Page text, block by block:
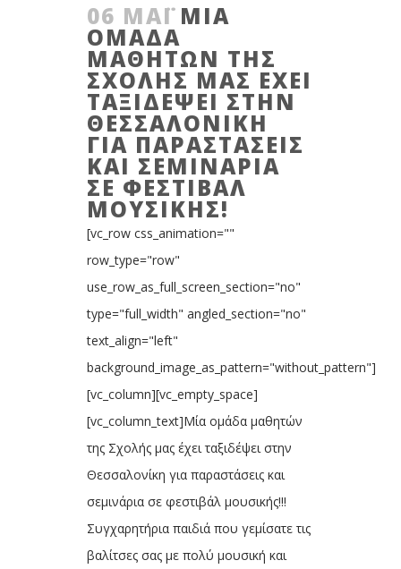
06 ΜΆΙ ΜΊΑ
ΟΜΆΔΑ
ΜΑΘΗΤΏΝ ΤΗΣ
ΣΧΟΛΉΣ ΜΑΣ ΈΧΕΙ
ΤΑΞΙΔΈΨΕΙ ΣΤΗΝ
ΘΕΣΣΑΛΟΝΊΚΗ
ΓΙΑ ΠΑΡΑΣΤΆΣΕΙΣ
ΚΑΙ ΣΕΜΙΝΆΡΙΑ
ΣΕ ΦΕΣΤΙΒΆΛ
ΜΟΥΣΙΚΉΣ!
[vc_row css_animation=""
row_type="row"
use_row_as_full_screen_section="no"
type="full_width" angled_section="no"
text_align="left"
background_image_as_pattern="without_pattern"]
[vc_column][vc_empty_space]
[vc_column_text] ​Μία ομάδα μαθητών
της Σχολής μας έχει ταξιδέψει στην
Θεσσαλονίκη για παραστάσεις και
σεμινάρια σε φεστιβάλ μουσικής!!!
Συγχαρητήρια παιδιά που γεμίσατε τις
βαλίτσες σας με πολύ μουσική και